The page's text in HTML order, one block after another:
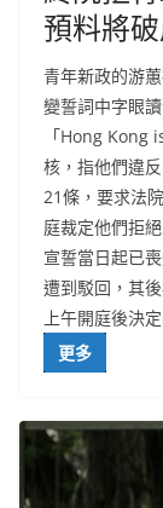
預料將
青年新政的游
變誓詞中字眼
「Hong Kong
核，指他們違
21條，要求法
庭裁定他們拒
宣誓當日起已
遭到駁回，其
上午開庭後決
更多